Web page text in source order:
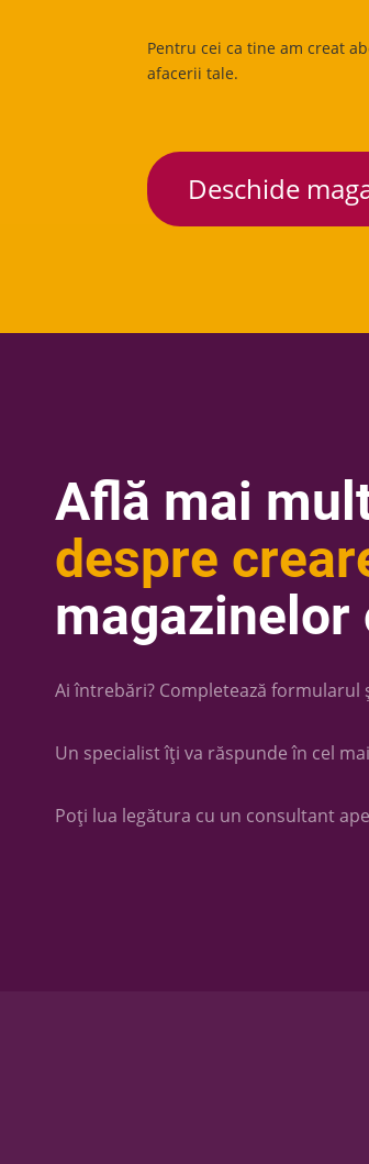
Pentru cei ca tine am creat
afacerii tale.
Deschide
Află mai
despre
magazinelor
Ai întrebări? Completează formularul
Un specialist îți va răspunde în cel
Poți lua legătura cu un consultant